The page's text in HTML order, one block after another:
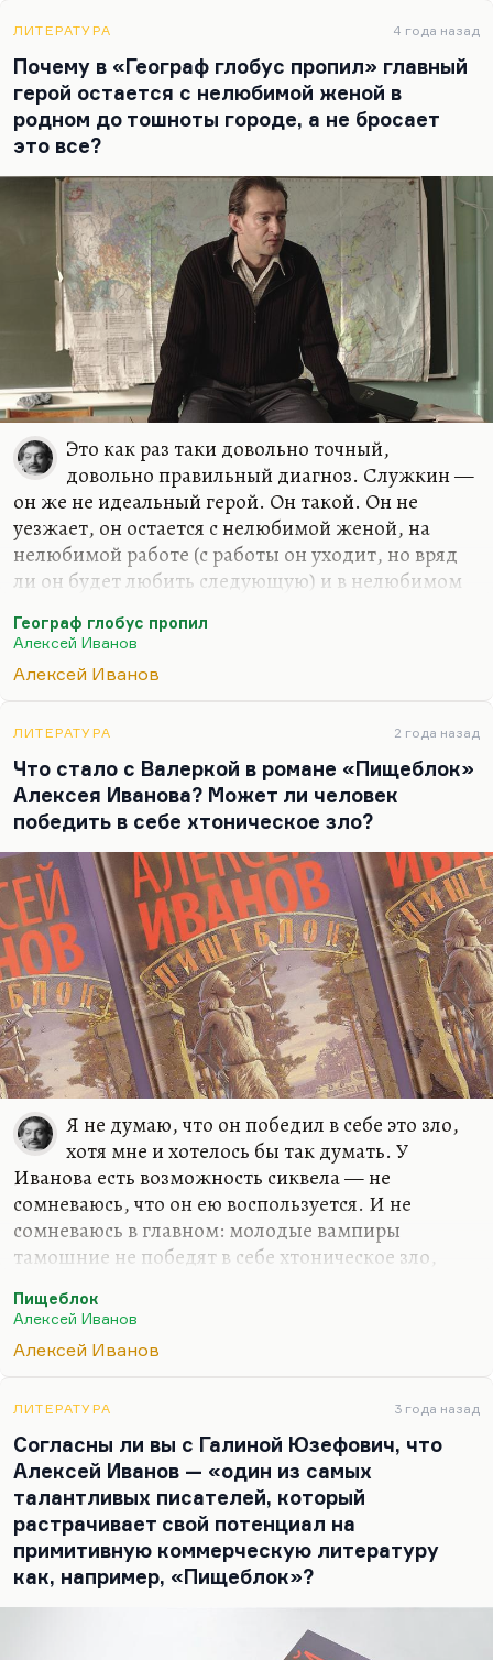
рядом с Селином, а где-то повыше. А вообще это
ведь вещь совершенно непредсказуемая. Мы
кого-то из гениев, ныне живущих, совершенно не
знаем сегодня. Я в этом уверен. Я уверен, что
долго будут читать…
ЛИТЕРАТУРА 4 года назад
Почему в «Географ глобус пропил» главный
герой остается с нелюбимой женой в
родном до тошноты городе, а не бросает
это все?
Это как раз таки довольно точный,
довольно правильный диагноз. Служкин —
он же не идеальный герой. Он такой. Он не
уезжает, он остается с нелюбимой женой, на
нелюбимой работе (с работы он уходит, но вряд
ли он будет любить следующую) и в нелюбимом
служения. Я не принимаю такой формы
этим соображениям. Они свою инерцию, свою
заслугу. Уехавшие кажутся им беглецами, а я где
родился, там и пригодился. И позиция гордого
беглеца меня совершенно не устраивает, и
позиция гордого «оставанца». Мне кажется
вообще, что гордиться особенно нечем. Уехал ли
ты, остался ли ты.…
Географ глобус пропил
Алексей Иванов
Алексей Иванов
ЛИТЕРАТУРА 2 года назад
Что стало с Валеркой в романе «Пищеблок»
Алексея Иванова? Может ли человек
победить в себе хтоническое зло?
Я не думаю, что он победил в себе это зло,
хотя мне и хотелось бы так думать. У
Иванова есть возможность сиквела — не
сомневаюсь, что он ею воспользуется. И не
сомневаюсь в главном: молодые вампиры
тамошние не победят в себе хтоническое зло,
хтоническое зло выйдет на улицы, разгуляется и
Ивановское «Ненастье» и ненастье вообще.
убежден, что настоящие вампиры — впереди.
Вот те комсомольчики, пионерчики, детки
советской власти, которые там подвампиривали
что-то. Вы думаете, они там перевоспитаются,
что ли? Что свобода их перевоспитает? Да нет,
ничего подобного. Они…
Пищеблок
Алексей Иванов
Алексей Иванов
ЛИТЕРАТУРА 3 года назад
Согласны ли вы с Галиной Юзефович, что
Алексей Иванов — «один из самых
талантливых писателей, который
растрачивает свой потенциал на
примитивную коммерческую литературу
как, например, «Пищеблок»?